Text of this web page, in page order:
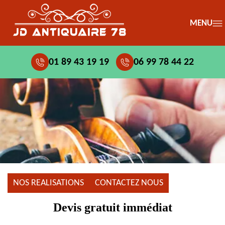
MENU
01 89 43 19 19 06 99 78 44 22
NOS REALISATIONS CONTACTEZ NOUS
Devis gratuit immédiat